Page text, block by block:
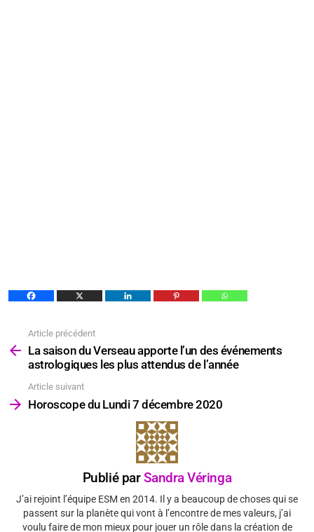
plus
Article précédent
La saison du Verseau apporte l’un des événements
astrologiques les plus attendus de l’année
Article suivant
Horoscope du Lundi 7 décembre 2020
Publié parSandra Véringa
J’ai rejoint l’équipe ESM en 2014. Il y a beaucoup de choses qui se
passent sur la planète qui vont à l’encontre de mes valeurs, j’ai
voulu faire de mon mieux pour jouer un rôle dans la création de